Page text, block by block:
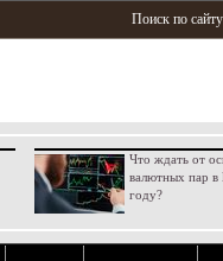
Поиск по
Что ждать от
валютных пар
году?